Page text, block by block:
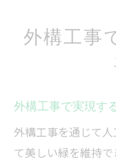
お手入れ簡単
人工芝と
芝庭
忙しい方
技術
外構工事
外構工事で実現す
外構工事を通じて
て美しい緑を維持